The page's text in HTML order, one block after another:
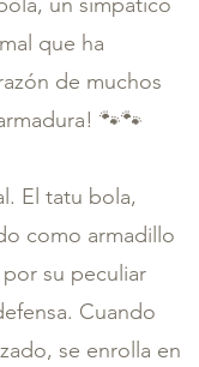
que ha
de muchos
🐾🐾
El tatu bola,
como armadillo
su peculiar
Cuando
se enrolla en